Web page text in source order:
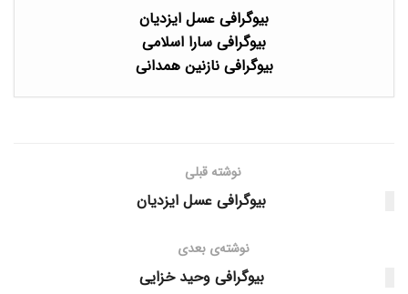
بیوگرافی عسل ایزدیان
بیوگرافی سارا اسلامی
بیوگرافی نازنین همدانی
نوشته قبلی
بیوگرافی عسل ایزدیان
نوشته‌ی بعدی
بیوگرافی وحید خزایی